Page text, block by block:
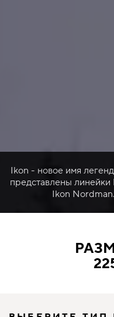
Ikon - новое имя
представлены
Ikon